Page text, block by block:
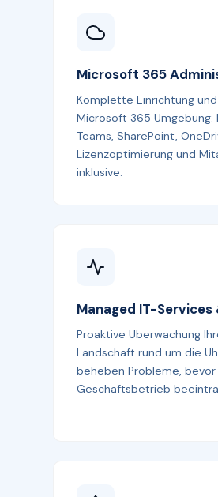
Microsoft 365
Komplette Einrichtung
Microsoft 365 Umgebung:
Teams, SharePoint,
Lizenzoptimierung und
inklusive.
Managed IT-
Proaktive Überwachung
Landschaft rund um die
beheben Probleme, bevor
Geschäftsbetrieb